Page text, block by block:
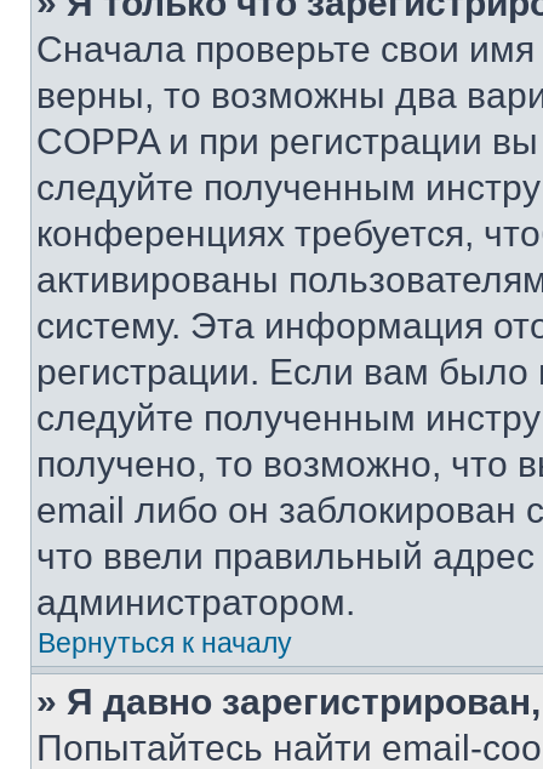
Сначала проверьте свои
верны, то возможны два
COPPA и при регистрации
следуйте полученным
конференциях требуется,
активированы
систему. Эта информация
регистрации. Если вам
следуйте полученным
получено, то возможно, что
email либо он
что ввели правильный адрес
администратором.
Вернуться к началу
» Я давно
Попытайтесь найти email-